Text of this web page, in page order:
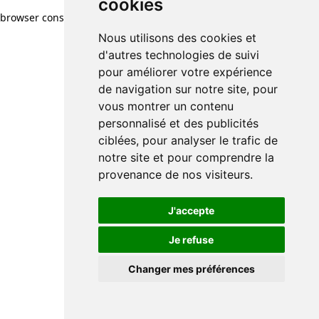
cookies
Nous utilisons des cookies et
d'autres technologies de suivi
pour améliorer votre expérience
de navigation sur notre site, pour
vous montrer un contenu
personnalisé et des publicités
ciblées, pour analyser le trafic de
notre site et pour comprendre la
provenance de nos visiteurs.
J'accepte
Je refuse
Changer mes préférences
browser console for more information)